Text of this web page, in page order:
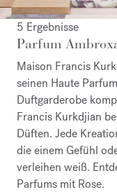
5 Ergebnisse
Parfum
Maison Francis
seinen Haute
Duftgarderobe
Francis Kurkdjian
Düften. Jede
die einem Gefühl
verleihen weiß.
Parfums mit Rose.